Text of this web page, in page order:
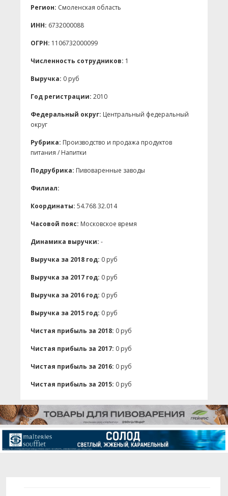
Регион: Смоленская область
ИНН: 6732000088
ОГРН: 1106732000099
Численность сотрудников: 1
Выручка: 0 руб
Год регистрации: 2010
Федеральный округ: Центральный федеральный
округ
Рубрика: Производство и продажа продуктов
питания / Напитки
Подрубрика: Пивоваренные заводы
Филиал:
Координаты: 54.768 32.014
Часовой пояс: Московское время
Динамика выручки: -
Выручка за 2018 год: 0 руб
Выручка за 2017 год: 0 руб
Выручка за 2016 год: 0 руб
Выручка за 2015 год: 0 руб
Чистая прибыль за 2018: 0 руб
Чистая прибыль за 2017: 0 руб
Чистая прибыль за 2016: 0 руб
Чистая прибыль за 2015: 0 руб